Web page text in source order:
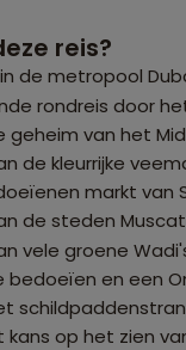
reis?
de metropool
rondreis door
geheim van het
de kleurrijke
markt van
de steden
vele groene
bedoeïen en een
kans op het zien